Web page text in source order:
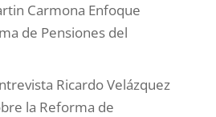
Carmona Enfoque
de Pensiones del
Ricardo Velázquez
la Reforma de